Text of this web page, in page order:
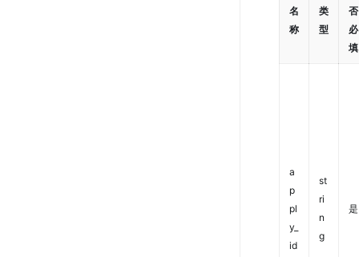
名
称
类
型
否
必
填
a
p
pl
y_
id
st
ri
n
g
是